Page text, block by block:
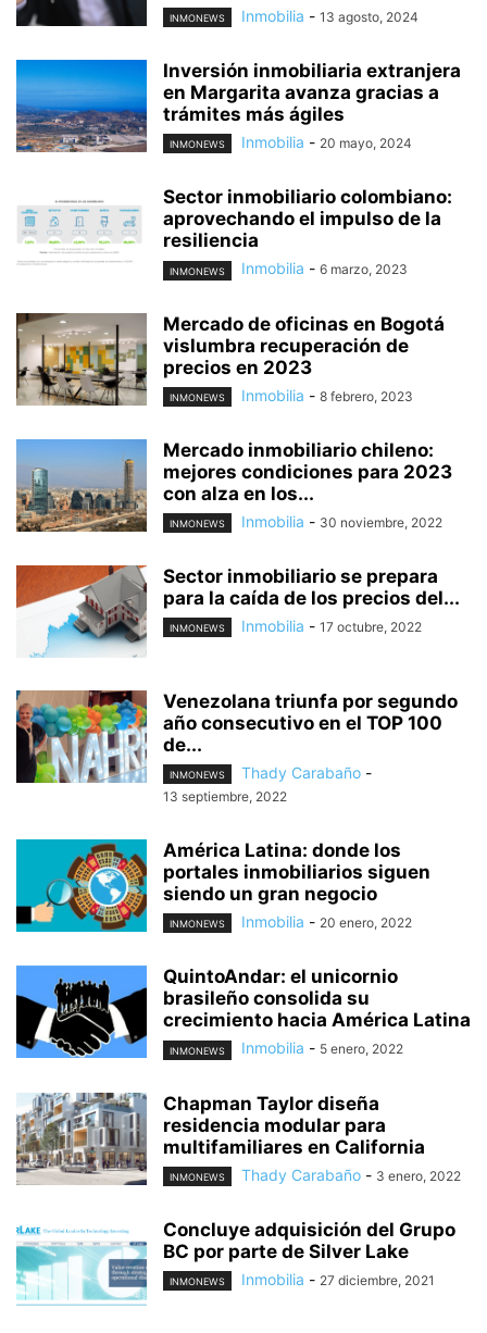
INMONEWS Inmobilia - 13 agosto, 2024
Inversión inmobiliaria extranjera
en Margarita avanza gracias a
trámites más ágiles
INMONEWS Inmobilia - 20 mayo, 2024
Sector inmobiliario colombiano:
aprovechando el impulso de la
resiliencia
INMONEWS Inmobilia - 6 marzo, 2023
Mercado de oficinas en Bogotá
vislumbra recuperación de
precios en 2023
INMONEWS Inmobilia - 8 febrero, 2023
Mercado inmobiliario chileno:
mejores condiciones para 2023
con alza en los...
INMONEWS Inmobilia - 30 noviembre, 2022
Sector inmobiliario se prepara
para la caída de los precios del...
INMONEWS Inmobilia - 17 octubre, 2022
Venezolana triunfa por segundo
año consecutivo en el TOP 100
de...
INMONEWS Thady Carabaño -
13 septiembre, 2022
América Latina: donde los
portales inmobiliarios siguen
siendo un gran negocio
INMONEWS Inmobilia - 20 enero, 2022
QuintoAndar: el unicornio
brasileño consolida su
crecimiento hacia América Latina
INMONEWS Inmobilia - 5 enero, 2022
Chapman Taylor diseña
residencia modular para
multifamiliares en California
INMONEWS Thady Carabaño - 3 enero, 2022
Concluye adquisición del Grupo
BC por parte de Silver Lake
INMONEWS Inmobilia - 27 diciembre, 2021